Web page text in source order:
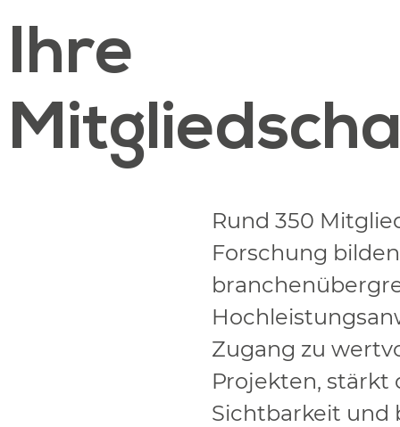
Ihre
Rund 350
Forschung
Zugang zu
Projekten, stärkt
Sichtbarkeit und